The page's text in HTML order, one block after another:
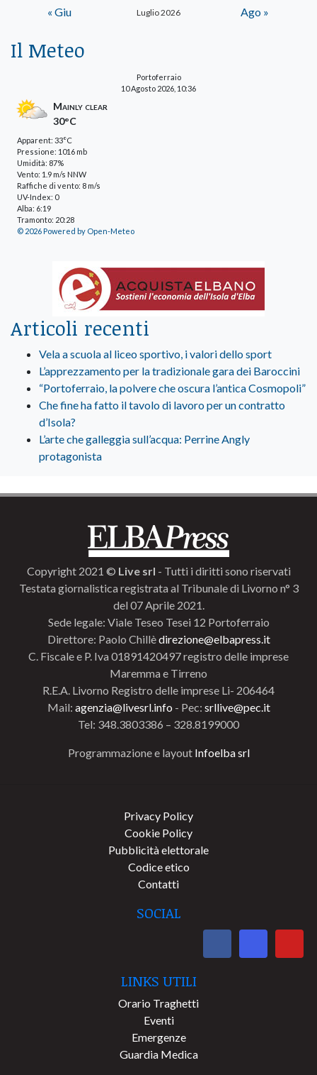
Luglio 2026
« Giu Ago »
Il Meteo
Portoferraio
10 Agosto 2026, 10:36
Mainly clear
30°C
Apparent: 33°C
Pressione: 1016 mb
Umidità: 87%
Vento: 1.9 m/s NNW
Raffiche di vento: 8 m/s
UV-Index: 0
Alba: 6:19
Tramonto: 20:28
© 2026 Powered by Open-Meteo
Articoli recenti
Vela a scuola al liceo sportivo, i valori dello sport
L’apprezzamento per la tradizionale gara dei Baroccini
“Portoferraio, la polvere che oscura l’antica Cosmopoli”
Che fine ha fatto il tavolo di lavoro per un contratto
d’Isola?
L’arte che galleggia sull’acqua: Perrine Angly
protagonista
Copyright 2021 © Live srl - Tutti i diritti sono riservati
Testata giornalistica registrata al Tribunale di Livorno n° 3
del 07 Aprile 2021.
Sede legale: Viale Teseo Tesei 12 Portoferraio
Direttore: Paolo Chillèdirezione@elbapress.it
C. Fiscale e P. Iva 01891420497 registro delle imprese
Maremma e Tirreno
R.E.A. Livorno Registro delle imprese Li- 206464
Mail: agenzia@livesrl.info - Pec: srllive@pec.it
Tel: 348.3803386 – 328.8199000
Programmazione e layout Infoelba srl
Privacy Policy
Cookie Policy
Pubblicità elettorale
Codice etico
Contatti
SOCIAL
LINKS UTILI
Orario Traghetti
Eventi
Emergenze
Guardia Medica